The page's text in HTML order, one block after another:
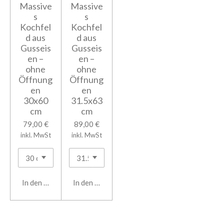
Massive
s
Kochfel
d aus
Gusseis
en –
ohne
Öffnung
en
30x60
cm
79,00 €
inkl. MwSt
In den Warenkorb
Massive
s
Kochfel
d aus
Gusseis
en –
ohne
Öffnung
en
31.5x63
cm
89,00 €
inkl. MwSt
In den Warenkorb